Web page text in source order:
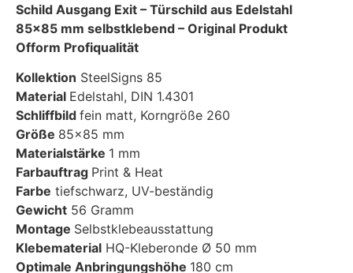
Schild Ausgang Exit – Türschild aus Edelstahl
85×85 mm selbstklebend – Original Produkt
Ofform Profiqualität
Kollektion SteelSigns 85
Material Edelstahl, DIN 1.4301
Schliffbild fein matt, Korngröße 260
Größe 85×85 mm
Materialstärke 1 mm
Farbauftrag Print & Heat
Farbe tiefschwarz, UV-beständig
Gewicht 56 Gramm
Montage Selbstklebeausstattung
Klebematerial HQ-Kleberonde Ø 50 mm
Optimale Anbringungshöhe 180 cm